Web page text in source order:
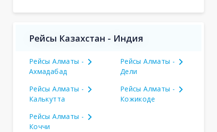
Рейсы Казахстан - Индия
Рейсы Алматы -
Ахмадабад
Рейсы Алматы -
Дели
Рейсы Алматы -
Калькутта
Рейсы Алматы -
Кожикоде
Рейсы Алматы -
Коччи